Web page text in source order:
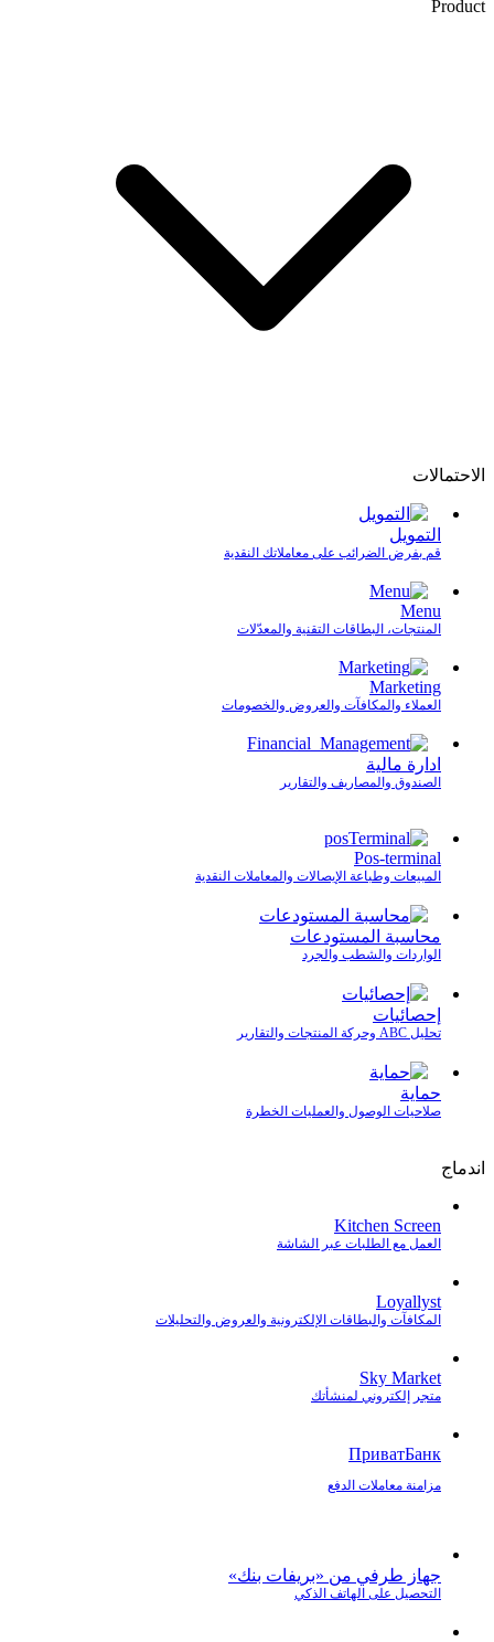
Product
الاحتمالات
التمويل
قم بفرض الضرائب على معاملاتك النقدية
Menu
المنتجات، البطاقات التقنية والمعدّلات
Marketing
العملاء والمكافآت والعروض والخصومات
ادارة مالية
الصندوق والمصاريف والتقارير
Pos-terminal
المبيعات وطباعة الإيصالات والمعاملات النقدية
محاسبة المستودعات
الواردات والشطب والجرد
إحصائيات
تحليل ABC وحركة المنتجات والتقارير
حماية
صلاحيات الوصول والعمليات الخطرة
اندماج
Kitchen Screen
العمل مع الطلبات عبر الشاشة
Loyallyst
المكافآت والبطاقات الإلكترونية والعروض والتحليلات
Sky Market
متجر إلكتروني لمنشأتك
ПриватБанк
مزامنة معاملات الدفع
جهاز طرفي من «بريفات بنك»
التحصيل على الهاتف الذكي